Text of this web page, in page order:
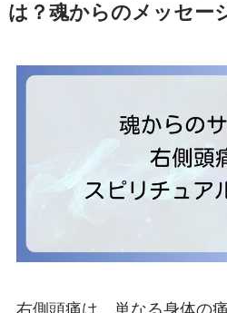
は？魂からのメッセー
右側頭痛は、単なる身体の